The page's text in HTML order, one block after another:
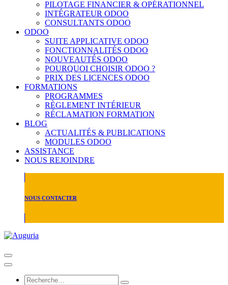
PILOTAGE FINANCIER & OPÉRATIONNEL
INTÉGRATEUR ODOO
CONSULTANTS ODOO
ODOO
SUITE APPLICATIVE ODOO
FONCTIONNALITÉS ODOO
NOUVEAUTÉS ODOO
POURQUOI CHOISIR ODOO ?
PRIX DES LICENCES ODOO
FORMATIONS
PROGRAMMES
RÈGLEMENT INTÉRIEUR
RÉCLAMATION FORMATION
BLOG
ACTUALITÉS & PUBLICATIONS
MODULES ODOO
ASSISTANCE
NOUS REJOINDRE
NOUS CONTACTER